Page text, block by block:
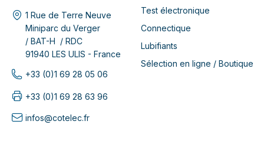
1 Rue de Terre Neuve
Miniparc du Verger
/ BAT-H / RDC
91940 LES ULIS - France
+33 (0)1 69 28 05 06
+33 (0)1 69 28 63 96
infos@cotelec.fr
Test électronique
Connectique
Lubifiants
Sélection en ligne / Boutique